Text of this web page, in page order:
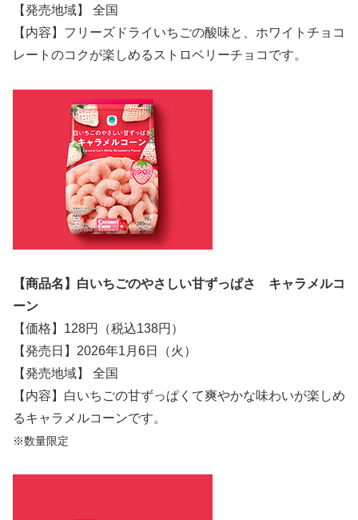
【発売地域】 全国
【内容】フリーズドライいちごの酸味と、ホワイトチョコ
レートのコクが楽しめるストロベリーチョコです。
【商品名】白いちごのやさしい甘ずっぱさ キャラメルコ
ーン
【価格】128円（税込138円）
【発売日】2026年1月6日（火）
【発売地域】 全国
【内容】白いちごの甘ずっぱくて爽やかな味わいが楽しめ
るキャラメルコーンです。
※数量限定